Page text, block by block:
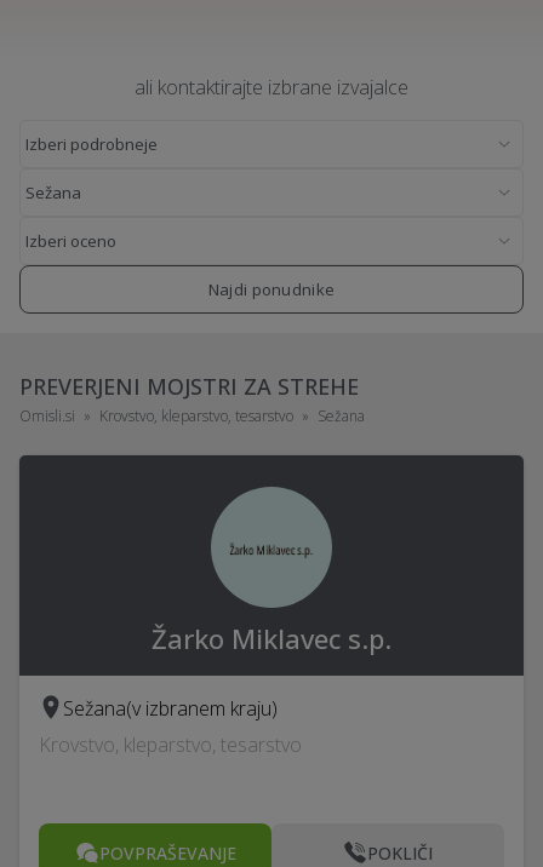
ali kontaktirajte izbrane izvajalce
Najdi ponudnike
PREVERJENI MOJSTRI ZA STREHE
Omisli.si Krovstvo, kleparstvo, tesarstvo Sežana
Žarko Miklavec s.p.
Sežana(v izbranem kraju)
Krovstvo, kleparstvo, tesarstvo
POVPRAŠEVANJE POKLIČI